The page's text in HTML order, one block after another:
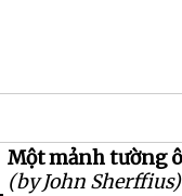
Một mảnh tường
(by John Sherffius)